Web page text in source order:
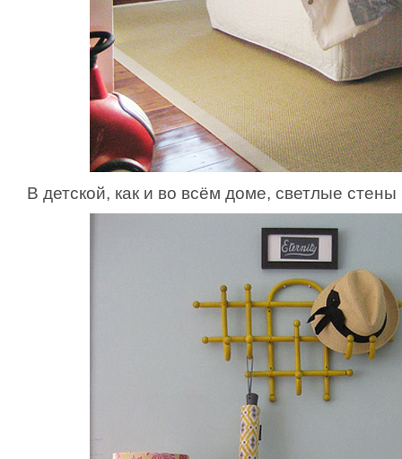
В детской, как и во всём доме, светлые